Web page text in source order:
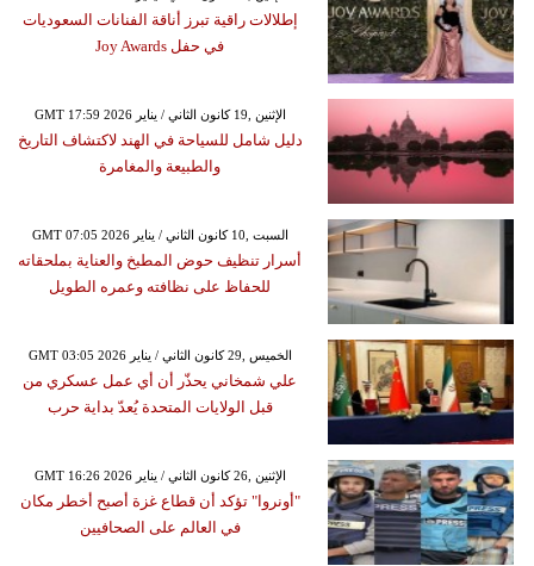
إطلالات راقية تبرز أناقة الفنانات السعوديات
في حفل Joy Awards
GMT 17:59 2026 الإثنين ,19 كانون الثاني / يناير
دليل شامل للسياحة في الهند لاكتشاف التاريخ
والطبيعة والمغامرة
GMT 07:05 2026 السبت ,10 كانون الثاني / يناير
أسرار تنظيف حوض المطبخ والعناية بملحقاته
للحفاظ على نظافته وعمره الطويل
GMT 03:05 2026 الخميس ,29 كانون الثاني / يناير
علي شمخاني يحذّر أن أي عمل عسكري من
قبل الولايات المتحدة يُعدّ بداية حرب
GMT 16:26 2026 الإثنين ,26 كانون الثاني / يناير
"أونروا" تؤكد أن قطاع غزة أصبح أخطر مكان
في العالم على الصحافيين